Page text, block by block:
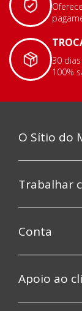
30
100%
O Sítio do
Trabalhar
Conta
Apoio ao